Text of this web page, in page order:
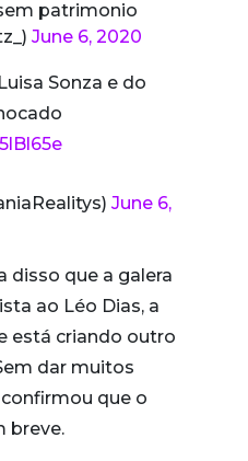
patrimonio
June 6, 2020
Sonza e do
June 6,
disso que a galera
ao Léo Dias, a
está criando outro
dar muitos
que o
breve.